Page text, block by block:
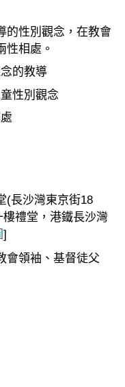
的性別觀念，在教會
性相處。
的教導
性別觀念
(長沙灣東京街18
禮堂，港鐵長沙灣
]
會領袖、基督徒父